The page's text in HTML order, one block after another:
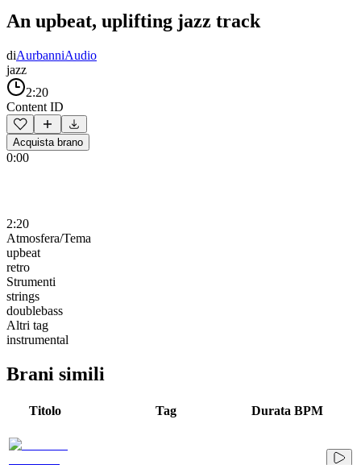
An upbeat, uplifting jazz track
diAurbanniAudio
jazz
2:20
Content ID
Acquista brano
0:00
2:20
Atmosfera/Tema
upbeat
retro
Strumenti
strings
doublebass
Altri tag
instrumental
Brani simili
Titolo Tag Durata BPM